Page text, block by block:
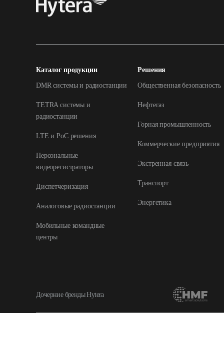
Каталог продукции
DMR системы и радиостанции
TETRA системы и
радиостанции
LTE и РоС решения
Персональные
видеорегистраторы
Диспетчеризация
Аналоговые радиостанции
Мобильные командные
центры
Решения
Общественная безопасность
Нефтегаз
Горная промышленность
Коммерческие предприятия
Экстренная связь
Транспорт
Энергетика
Дочерние бренды Hytera